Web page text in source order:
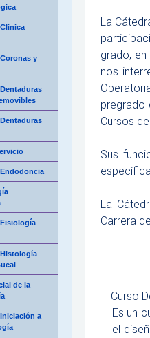
y
de la
a
La
grado,
nos
pregrado
Cursos
Sus
La
Carrera
·
Curso
Es un
el